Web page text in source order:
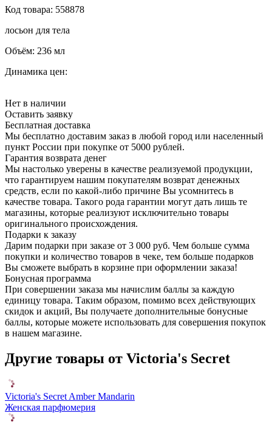
Код товара: 558878
лосьон для тела
Объём: 236 мл
Динамика цен:
Нет в наличии
Оставить заявку
Бесплатная доставка
Мы бесплатно доставим заказ в любой город или населенный
пункт России при покупке от 5000 рублей.
Гарантия возврата денег
Мы настолько уверены в качестве реализуемой продукции,
что гарантируем нашим покупателям возврат денежных
средств, если по какой-либо причине Вы усомнитесь в
качестве товара. Такого рода гарантии могут дать лишь те
магазины, которые реализуют исключительно товары
оригинального происхождения.
Подарки к заказу
Дарим подарки при заказе от 3 000 руб. Чем больше сумма
покупки и количество товаров в чеке, тем больше подарков
Вы сможете выбрать в корзине при оформлении заказа!
Бонусная программа
При совершении заказа мы начислим баллы за каждую
единицу товара. Таким образом, помимо всех действующих
скидок и акций, Вы получаете дополнительные бонусные
баллы, которые можете использовать для совершения покупок
в нашем магазине.
Другие товары от Victoria's Secret
Victoria's Secret Amber Mandarin
Женская парфюмерия